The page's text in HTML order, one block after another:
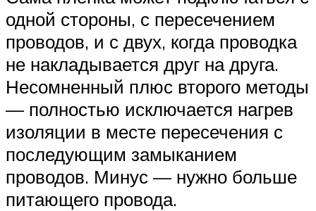
одной стороны, с пересечением
проводов, и с двух, когда проводка
не накладывается друг на друга.
Несомненный плюс второго методы
— полностью исключается нагрев
изоляции в месте пересечения с
последующим замыканием
проводов. Минус — нужно больше
питающего провода.